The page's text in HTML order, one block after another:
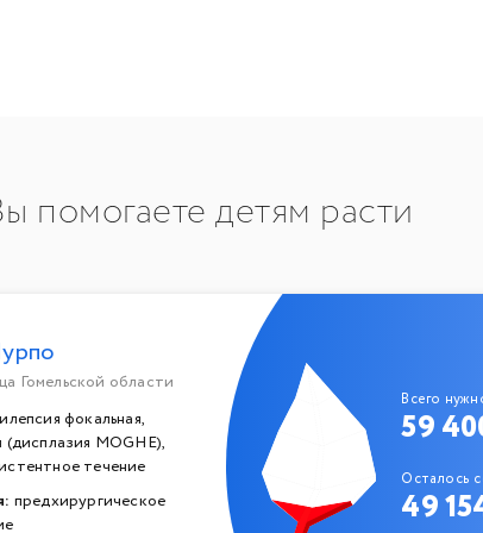
помогаете детям расти
Гомельской области
фокальная,
(дисплазия MOGHE),
течение
предхирургическое
Всего
59
Осталось
49